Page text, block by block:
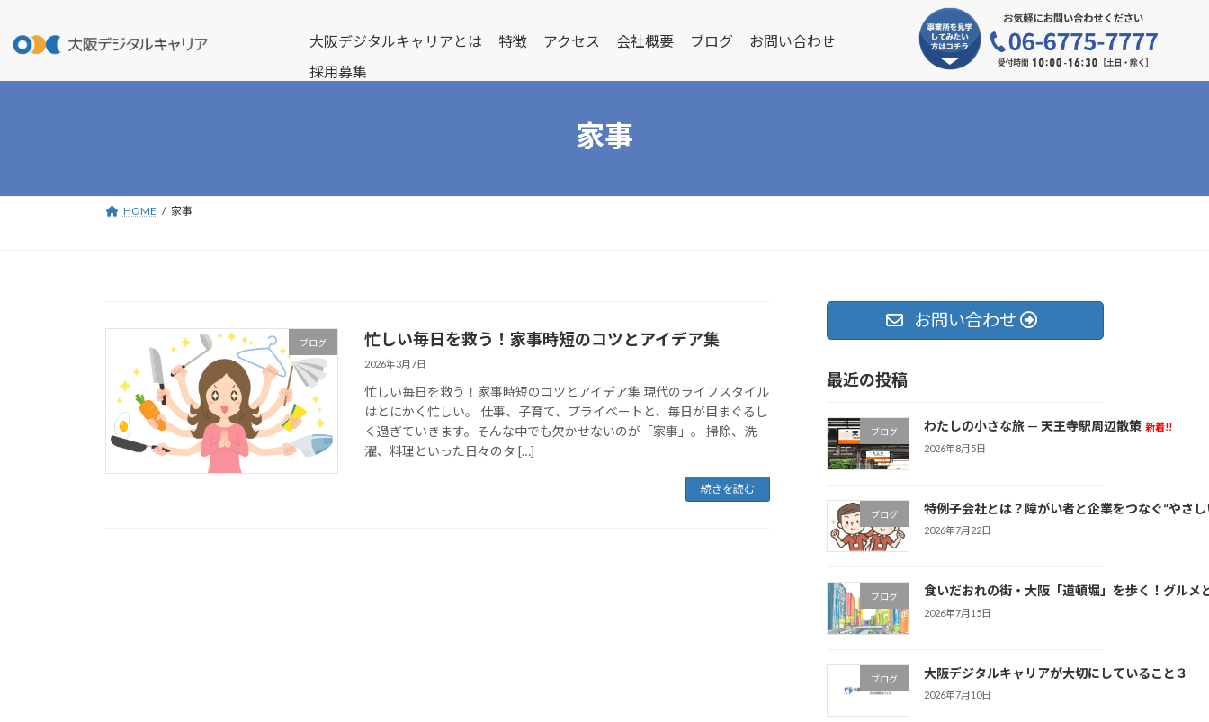
テ
ゲ
大阪デジタルキャリアとは 特徴 アクセス 会社概要 ブログ
お問い合わせ
採用募集
家事
HOME 家事
ブログ 忙しい毎日を救う！家事時短のコツとアイデア集
2026年3月7日
忙しい毎日を救う！家事時短のコツとアイデア集 現代のライフスタイル
はとにかく忙しい。 仕事、子育て、プライベートと、毎日が目まぐるし
く過ぎていきます。そんな中でも欠かせないのが「家事」。 掃除、洗
濯、料理といった日々のタ […]
続きを読む
お問い合わせ
最近の投稿
ブログ わたしの小さな旅 — 天王寺駅周辺散策 新着!!
2026年8月5日
ブログ 特例子会社とは？障がい者と企業をつなぐ“やさ
2026年7月22日
ブログ 食いだおれの街・大阪「道頓堀」を歩く！グルメ
2026年7月15日
ブログ 大阪デジタルキャリアが大切にしていること３
2026年7月10日